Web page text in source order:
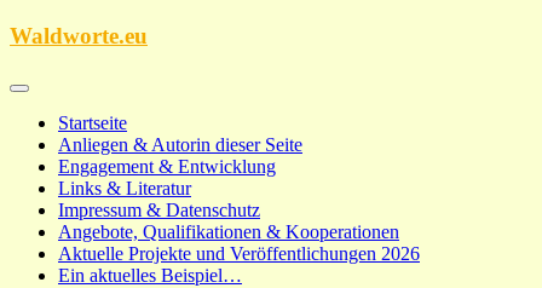
Zum
Waldworte.eu
Startseite
Anliegen & Autorin dieser Seite
Engagement & Entwicklung
Links & Literatur
Impressum & Datenschutz
Angebote, Qualifikationen & Kooperationen
Aktuelle Projekte und Veröffentlichungen 2026
Ein aktuelles Beispiel…